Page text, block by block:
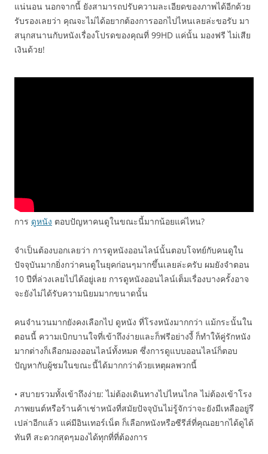
แน่นอน นอกจากนี้ ยังสามารถปรับความละเอียดของภาพได้อีกด้วย
รับรองเลยว่า คุณจะไม่ได้อยากต้องการออกไปไหนเลยล่ะขอรับ มา
สนุกสนานกับหนังเรื่องโปรดของคุณที่ 99HD แค่นั้น มองฟรี ไม่เสีย
เงินด้วย!
การ ดูหนัง ตอบปัญหาคนดูในขณะนี้มากน้อยแค่ไหน?
จำเป็นต้องบอกเลยว่า การดูหนังออนไลน์นั้นตอบโจทย์กับคนดูใน
ปัจจุบันมากยิ่งกว่าคนดูในยุคก่อนๆมากขึ้นเลยล่ะครับ ผมยังจำตอน
10 ปีที่ล่วงเลยไปได้อยู่เลย การดูหนังออนไลน์เต็มเรื่องบางครั้งอาจ
จะยังไม่ได้รับความนิยมมากขนาดนั้น
คนจำนวนมากยังคงเลือกไป ดูหนัง ที่โรงหนังมากกว่า แม้กระนั้นใน
ตอนนี้ ความเบิกบานใจที่เข้าถึงง่ายและก็ฟรีอย่างงี้ ก็ทำให้คู่รักหนัง
มากต่างก็เลือกมองออนไลน์ทั้งหมด ซึ่งการดูแบบออนไลน์ก็ตอบ
ปัญหากับผู้ชมในขณะนี้ได้มากกว่าด้วยเหตุผลพวกนี้
• สบายรวมทั้งเข้าถึงง่าย: ไม่ต้องเดินทางไปไหนไกล ไม่ต้องเข้าโรง
ภาพยนต์หรือร้านค้าเช่าหนังที่สมัยปัจจุบันไม่รู้จักว่าจะยังมีเหลืออยู่รึ
เปล่าอีกแล้ว แค่มีอินเทอร์เน็ต ก็เลือกหนังหรือซีรีส์ที่คุณอยากได้ดูได้
ทันที สะดวกสุดๆมองได้ทุกที่ที่ต้องการ